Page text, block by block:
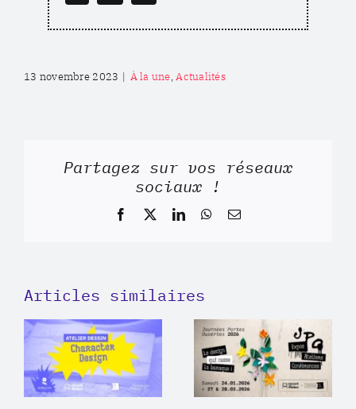
13 novembre 2023 | À la une,Actualités
Partagez sur vos réseaux
sociaux !
Facebook
X LinkedInWhatsApp
Email
Articles similaires